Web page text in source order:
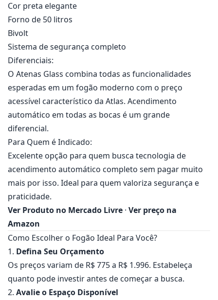
Cor preta elegante
Forno de 50 litros
Bivolt
Sistema de segurança completo
Diferenciais:
O Atenas Glass combina todas as funcionalidades
esperadas em um fogão moderno com o preço
acessível característico da Atlas. Acendimento
automático em todas as bocas é um grande
diferencial.
Para Quem é Indicado:
Excelente opção para quem busca tecnologia de
acendimento automático completo sem pagar muito
mais por isso. Ideal para quem valoriza segurança e
praticidade.
Ver Produto no Mercado Livre · Ver preço na
Amazon
Como Escolher o Fogão Ideal Para Você?
1. Defina Seu Orçamento
Os preços variam de R$ 775 a R$ 1.996. Estabeleça
quanto pode investir antes de começar a busca.
2. Avalie o Espaço Disponível